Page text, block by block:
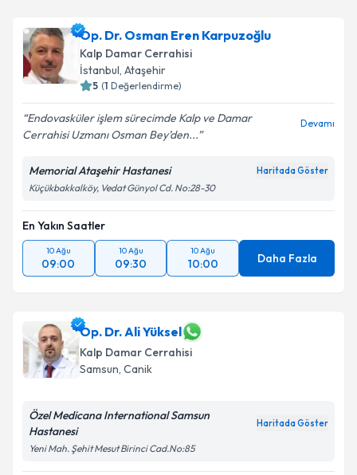
Op. Dr. Osman Eren Karpuzoğlu
Kalp Damar Cerrahisi
İstanbul, Ataşehir
5 (1 Değerlendirme)
Endovasküler işlem sürecimde Kalp ve Damar
Cerrahisi Uzmanı Osman Bey’den...
Devamı
Memorial Ataşehir Hastanesi Haritada Göster
Küçükbakkalköy, Vedat Günyol Cd. No:28-30
En Yakın Saatler
10 Ağu
09:00
10 Ağu
09:30
10 Ağu
10:00 Daha Fazla
Op. Dr. Ali Yüksel
Kalp Damar Cerrahisi
Samsun, Canik
Özel Medicana International Samsun
Hastanesi
Haritada Göster
Yeni Mah. Şehit Mesut Birinci Cad.No:85